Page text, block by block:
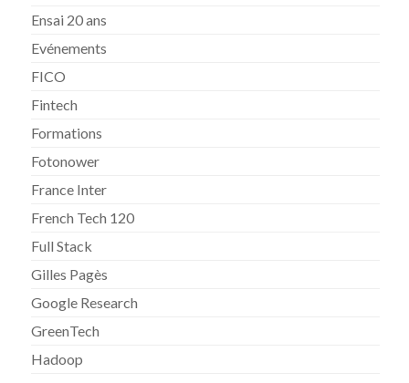
Ensai 20 ans
Evénements
FICO
Fintech
Formations
Fotonower
France Inter
French Tech 120
Full Stack
Gilles Pagès
Google Research
GreenTech
Hadoop